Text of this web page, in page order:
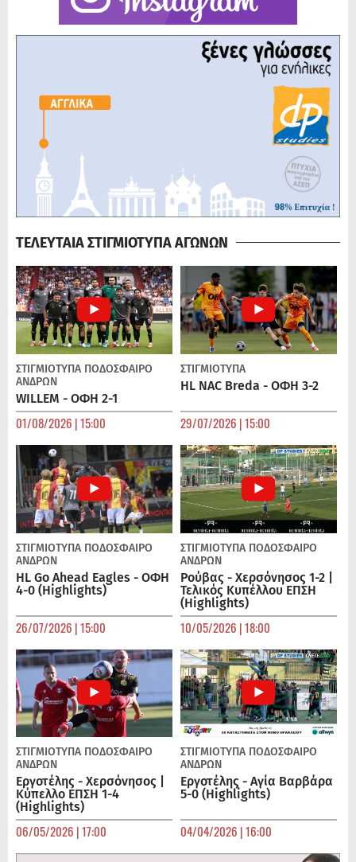
ΤΕΛΕΥΤΑΙΑ ΣΤΙΓΜΙΟΤΥΠΑ ΑΓΩΝΩΝ
ΣΤΙΓΜΙΟΤΥΠΑ ΠΟΔΌΣΦΑΙΡΟ
ΑΝΔΡΏΝ
WILLEM - ΟΦΗ 2-1
01/08/2026 | 15:00
ΣΤΙΓΜΙΟΤΥΠΑ
HL NAC Breda - ΟΦΗ 3-2
29/07/2026 | 15:00
ΣΤΙΓΜΙΟΤΥΠΑ ΠΟΔΌΣΦΑΙΡΟ
ΑΝΔΡΏΝ
HL Go Ahead Eagles - ΟΦΗ
4-0 (Highlights)
26/07/2026 | 15:00
ΣΤΙΓΜΙΟΤΥΠΑ ΠΟΔΌΣΦΑΙΡΟ
ΑΝΔΡΏΝ
Ρούβας - Χερσόνησος 1-2 |
Τελικός Κυπέλλου ΕΠΣΗ
(Highlights)
10/05/2026 | 18:00
ΣΤΙΓΜΙΟΤΥΠΑ ΠΟΔΌΣΦΑΙΡΟ
ΑΝΔΡΏΝ
Εργοτέλης - Χερσόνησος |
Κύπελλο ΕΠΣΗ 1-4
(Highlights)
06/05/2026 | 17:00
ΣΤΙΓΜΙΟΤΥΠΑ ΠΟΔΌΣΦΑΙΡΟ
ΑΝΔΡΏΝ
Εργοτέλης - Αγία Βαρβάρα
5-0 (Highlights)
04/04/2026 | 16:00